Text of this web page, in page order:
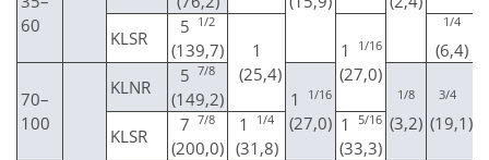
60
KLSR
5 1/2
(139,7)
1
(25,4)
1 1/16
(27,0)
1/4
(6,4)
70–
100
KLNR
5 7/8
(149,2) 1 1/16
(27,0)
1/8
(3,2)
3/4
(19,1)
KLSR
7 7/8
(200,0)
1 1/4
(31,8)
1 5/16
(33,3)